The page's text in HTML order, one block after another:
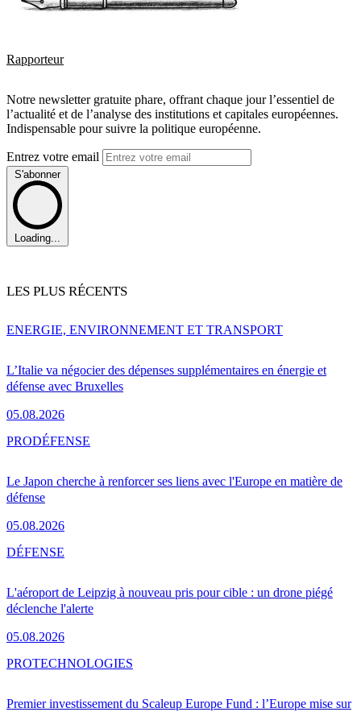
Rapporteur
Notre newsletter gratuite phare, offrant chaque jour l’essentiel de
l’actualité et de l’analyse des institutions et capitales européennes.
Indispensable pour suivre la politique européenne.
Entrez votre email
S'abonner
Loading...
LES PLUS RÉCENTS
L’Italie va négocier des dépenses supplémentaires en énergie et
défense avec Bruxelles
05.08.2026
ENERGIE, ENVIRONNEMENT ET TRANSPORT
Le Japon cherche à renforcer ses liens avec l'Europe en matière de
défense
05.08.2026
PRODÉFENSE
L'aéroport de Leipzig à nouveau pris pour cible : un drone piégé
déclenche l'alerte
05.08.2026
DÉFENSE
Premier investissement du Scaleup Europe Fund : l’Europe mise sur
PROTECHNOLOGIES